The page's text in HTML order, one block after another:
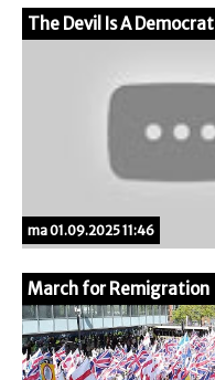
The Devil Is A Democrat
ma 01.09.2025 11:46
March for Remigration